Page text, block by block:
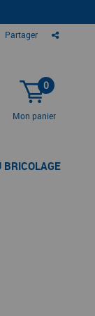
Partager
0
Mon panier
BRICOLAGE